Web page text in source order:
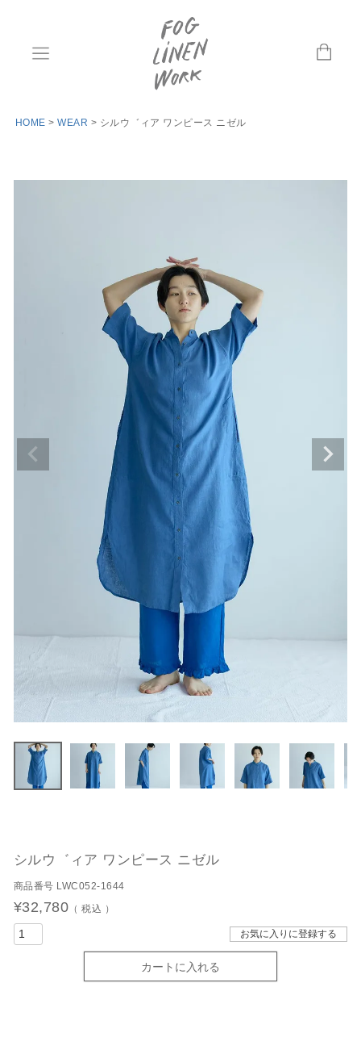
HOME WEAR シルウ゛ィア ワンピース ニゼル
シルウ゛ィア ワンピース ニゼル
商品番号 LWC052-1644
¥32,780 税込
お気に入りに登録する
カートに入れる